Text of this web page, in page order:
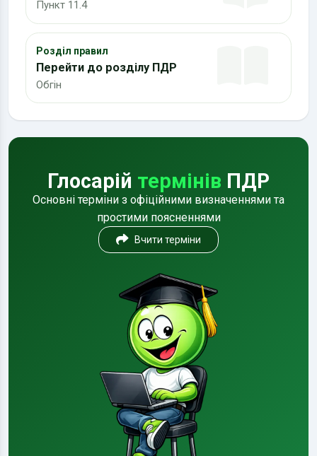
Пункт 11.4
Розділ правил
Перейти до розділу ПДР
Обгін
Глосарій термінів ПДР
Основні терміни з офіційними визначеннями та
простими поясненнями
Вчити терміни